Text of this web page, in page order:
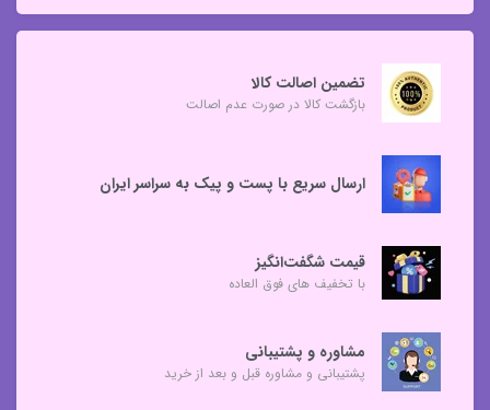
تضمین اصالت کالا
بازگشت کالا در صورت عدم اصالت
ارسال سریع با پست و پیک به سراسر ایران
قیمت شگفت‌انگیز
با تخفیف های فوق العاده
مشاوره و پشتیبانی
پشتیبانی و مشاوره قبل و بعد از خرید